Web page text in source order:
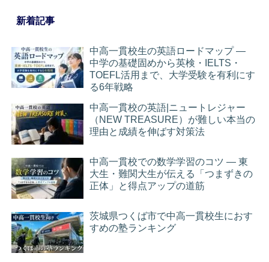
新着記事
中高一貫校生の英語ロードマップ ―
中学の基礎固めから英検・IELTS・
TOEFL活用まで、大学受験を有利にす
る6年戦略
中高一貫校の英語|ニュートレジャー
（NEW TREASURE）が難しい本当の
理由と成績を伸ばす対策法
中高一貫校での数学学習のコツ ― 東
大生・難関大生が伝える「つまずきの
正体」と得点アップの道筋
茨城県つくば市で中高一貫校生におす
すめの塾ランキング